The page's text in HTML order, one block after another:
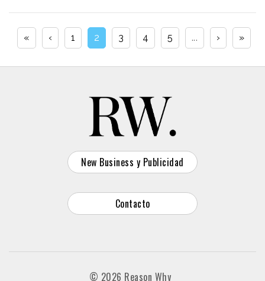
« ‹ 1 2 3 4 5 ... › »
New Business y Publicidad
Contacto
© 2026 Reason Why